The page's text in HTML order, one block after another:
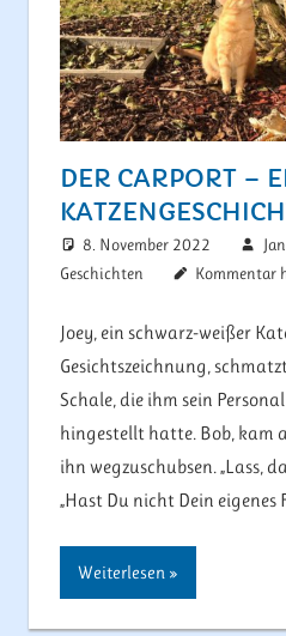
DER CARPORT –
8. November 2022
Geschichten
Kommentar
Joey, ein schwarz-weißer
Gesichtszeichnung,
Schale, die ihm sein
hingestellt hatte. Bob, kam
ihn wegzuschubsen. „Lass,
„Hast Du nicht Dein eigenes
Weiterlesen